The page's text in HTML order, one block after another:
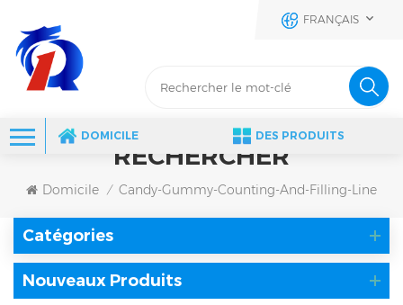
FRANÇAIS
DOMICILE DES PRODUITS
RECHERCHER
Domicile / Candy-Gummy-Counting-And-Filling-Line
Catégories
Nouveaux Produits